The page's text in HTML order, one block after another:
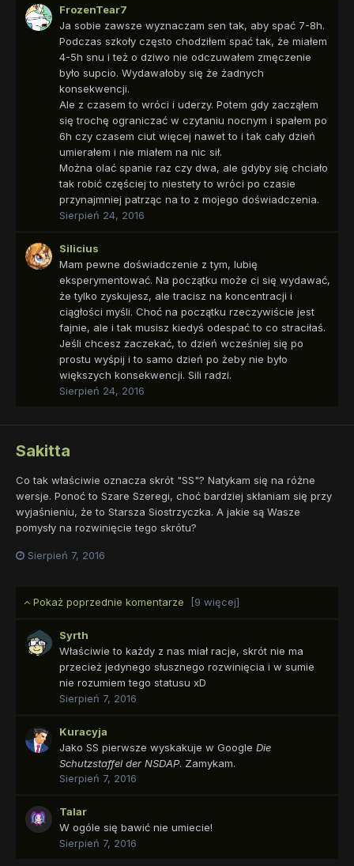
FrozenTear7
Ja sobie zawsze wyznaczam sen tak, aby spać 7-8h.
Podczas szkoły często chodziłem spać tak, że miałem
4-5h snu i też o dziwo nie odczuwałem zmęczenie
było supcio. Wydawałoby się że żadnych
konsekwencji.
Ale z czasem to wróci i uderzy. Potem gdy zacząłem
się trochę ograniczać w czytaniu nocnym i spałem po
6h czy czasem ciut więcej nawet to i tak cały dzień
umierałem i nie miałem na nic sił.
Można olać spanie raz czy dwa, ale gdyby się chciało
tak robić częściej to niestety to wróci po czasie
przynajmniej patrząc na to z mojego doświadczenia.
Sierpień 24, 2016
Silicius
Mam pewne doświadczenie z tym, lubię
eksperymentować. Na początku może ci się wydawać,
że tylko zyskujesz, ale tracisz na koncentracji i
ciągłości myśli. Choć na początku rzeczywiście jest
fajnie, ale i tak musisz kiedyś odespać to co straciłaś.
Jeśli chcesz zaczekać, to dzień wcześniej się po
prostu wyśpij i to samo dzień po żeby nie było
większych konsekwencji. Sili radzi.
Sierpień 24, 2016
Sakitta
Co tak właściwie oznacza skrót "SS"? Natykam się na różne
wersje. Ponoć to Szare Szeregi, choć bardziej skłaniam się przy
wyjaśnieniu, że to Starsza Siostrzyczka. A jakie są Wasze
pomysły na rozwinięcie tego skrótu?
Sierpień 7, 2016
Pokaż poprzednie komentarze [9 więcej]
Syrth
Właściwie to każdy z nas miał racje, skrót nie ma
przecież jedynego słusznego rozwinięcia i w sumie
nie rozumiem tego statusu xD
Sierpień 7, 2016
Kuracyja
Jako SS pierwsze wyskakuje w Google Die
Schutzstaffel der NSDAP. Zamykam.
Sierpień 7, 2016
Talar
W ogóle się bawić nie umiecie!
Sierpień 7, 2016